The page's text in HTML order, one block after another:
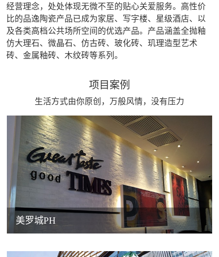
经营理念，处处体现无微不至的贴心关爱服务。高性价
比的品逸陶瓷产品已成为家居、写字楼、星级酒店、以
及各类高档公共场所空间的优选产品。产品涵盖全抛釉
仿大理石、微晶石、仿古砖、玻化砖、玑理造型艺术
砖、金属釉砖、木纹砖等系列。
项目案例
生活方式由你原创，万般风情，没有压力
美罗城PH